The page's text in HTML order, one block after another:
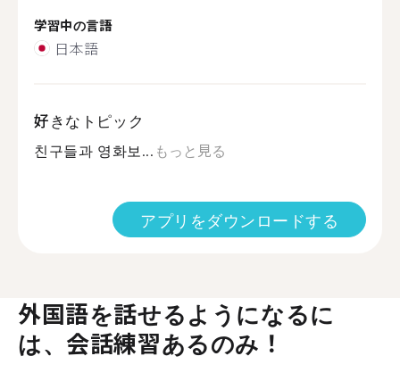
学習中の言語
日本語
好きなトピック
친구들과 영화보... もっと見る
アプリをダウンロードする
外国語を話せるようになるに
は、会話練習あるのみ！